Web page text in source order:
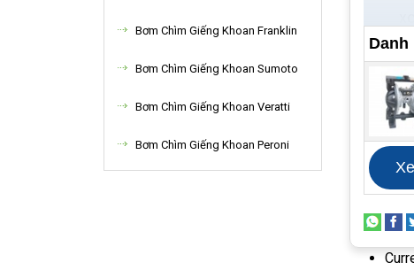
Bơm Chìm Giếng Khoan Franklin
Bơm Chìm Giếng Khoan Sumoto
Bơm Chìm Giếng Khoan Veratti
Bơm Chìm Giếng Khoan Peroni
Danh